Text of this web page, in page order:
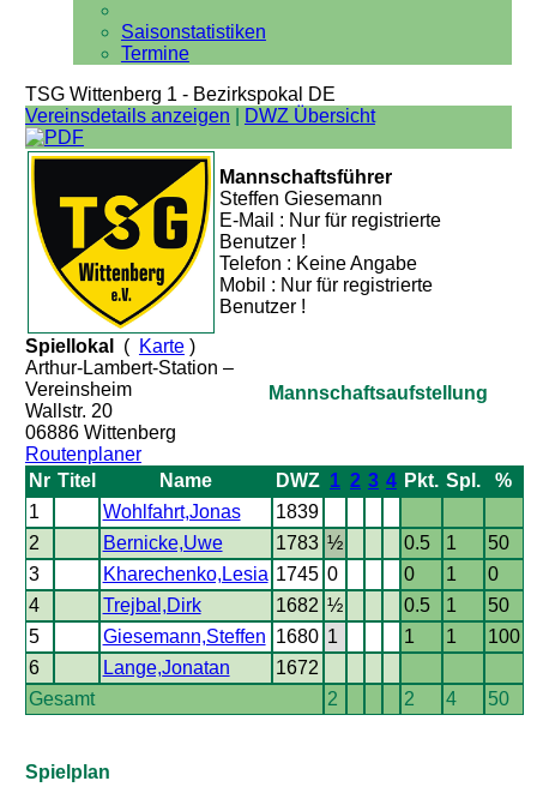
Saisonstatistiken
Termine
TSG Wittenberg 1 - Bezirkspokal DE
Vereinsdetails anzeigen
DWZ Übersicht
Mannschaftsführer
Steffen Giesemann
E-Mail : Nur für registrierte
Benutzer !
Telefon : Keine Angabe
Mobil : Nur für registrierte
Benutzer !
Spiellokal
( Karte)
Arthur-Lambert-Station –
Vereinsheim
Wallstr. 20
06886 Wittenberg
Routenplaner
Mannschaftsaufstellung
Nr Titel Name DWZ 1 2 3 4 Pkt. Spl.
%
1
Wohlfahrt,Jonas
1839
2
Bernicke,Uwe 1783 ½ 0.5 1
50
3
Kharechenko,Lesia 1745 0 0 1
0
4
Trejbal,Dirk 1682 ½ 0.5 1
50
5
Giesemann,Steffen 1680 1 1 1
100
6
Lange,Jonatan
1672
Gesamt
2 2 4 50
Spielplan